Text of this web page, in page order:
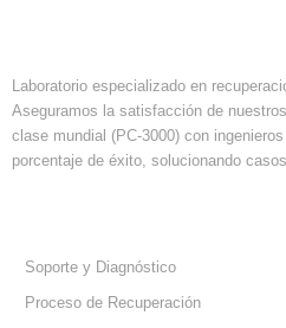
Laboratorio especializado en
Aseguramos la satisfacción de
clase mundial (PC-3000) con
porcentaje de éxito, solucionando
Soporte y Diagnóstico
Proceso de Recuperación